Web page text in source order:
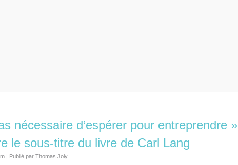
nécessaire d’espérer pour entreprendre »
le sous-titre du livre de Carl Lang
| Publié par Thomas Joly